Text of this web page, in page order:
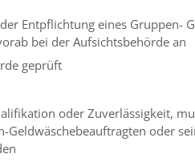
Entpflichtung eines Gruppen-
bei der Aufsichtsbehörde an
geprüft
oder Zuverlässigkeit,
Geldwäschebeauftragten oder